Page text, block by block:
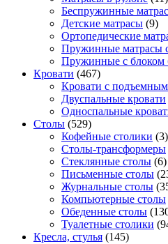
Беспружинные
Детские матрасы (9)
Ортопедические
Пружинные матрасы
Пружинные с блоком
Кровати (467)
Кровати с
Двуспальные кровати
Односпальные
Столы (529)
Кофейные столики (3)
Столы-трансформеры
Стеклянные столы (6)
Письменные столы
Журнальные столы
Компьютерные столы
Обеденные столы
Туалетные столики
Кресла, стулья (145)